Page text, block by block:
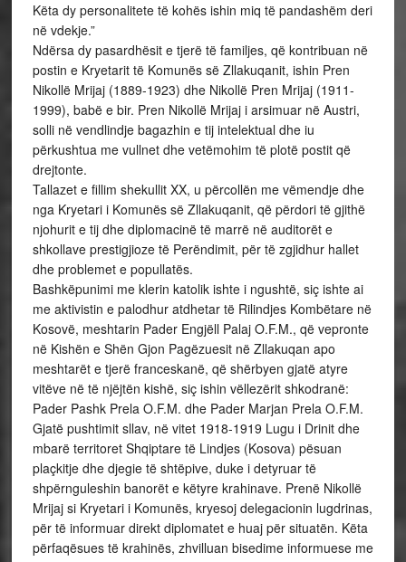
Këta dy personalitete të kohës ishin miq të pandashëm deri
në vdekje.”
Ndërsa dy pasardhësit e tjerë të familjes, që kontribuan në
postin e Kryetarit të Komunës së Zllakuqanit, ishin Pren
Nikollë Mrijaj (1889-1923) dhe Nikollë Pren Mrijaj (1911-
1999), babë e bir. Pren Nikollë Mrijaj i arsimuar në Austri,
solli në vendlindje bagazhin e tij intelektual dhe iu
përkushtua me vullnet dhe vetëmohim të plotë postit që
drejtonte.
Tallazet e fillim shekullit XX, u përcollën me vëmendje dhe
nga Kryetari i Komunës së Zllakuqanit, që përdori të gjithë
njohurit e tij dhe diplomacinë të marrë në auditorët e
shkollave prestigjioze të Perëndimit, për të zgjidhur hallet
dhe problemet e popullatës.
Bashkëpunimi me klerin katolik ishte i ngushtë, siç ishte ai
me aktivistin e palodhur atdhetar të Rilindjes Kombëtare në
Kosovë, meshtarin Pader Engjëll Palaj O.F.M., që vepronte
në Kishën e Shën Gjon Pagëzuesit në Zllakuqan apo
meshtarët e tjerë franceskanë, që shërbyen gjatë atyre
vitëve në të njëjtën kishë, siç ishin vëllezërit shkodranë:
Pader Pashk Prela O.F.M. dhe Pader Marjan Prela O.F.M.
Gjatë pushtimit sllav, në vitet 1918-1919 Lugu i Drinit dhe
mbarë territoret Shqiptare të Lindjes (Kosova) pësuan
plaçkitje dhe djegie të shtëpive, duke i detyruar të
shpërnguleshin banorët e këtyre krahinave. Prenë Nikollë
Mrijaj si Kryetari i Komunës, kryesoj delegacionin lugdrinas,
për të informuar direkt diplomatet e huaj për situatën. Këta
përfaqësues të krahinës, zhvilluan bisedime informuese me